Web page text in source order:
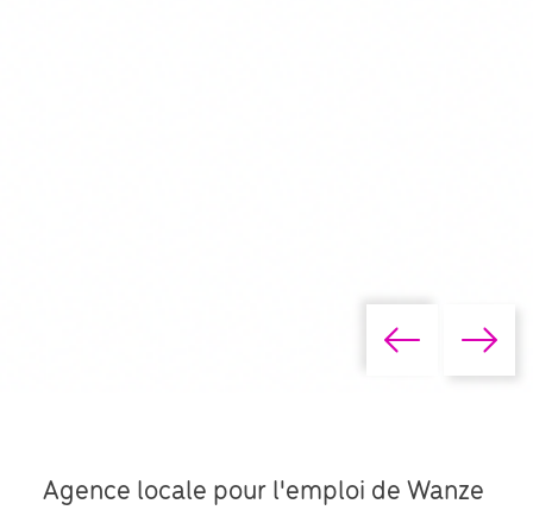
Agence locale pour l'emploi de Wanze